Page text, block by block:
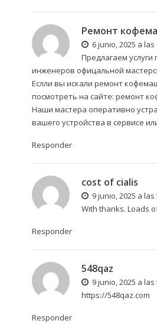
Ремонт
6 junio, 2025 a las
Предлагаем
инженеров офицальной
Еслли вы искали ремонт
посмотреть на сайте: ремонт
Наши мастера оперативно
вашего устройства в сервисе
Responder
cost of cialis
9 junio, 2025 a las
With thanks. Loads
Responder
548qaz
9 junio, 2025 a las
https://548qaz.com
Responder